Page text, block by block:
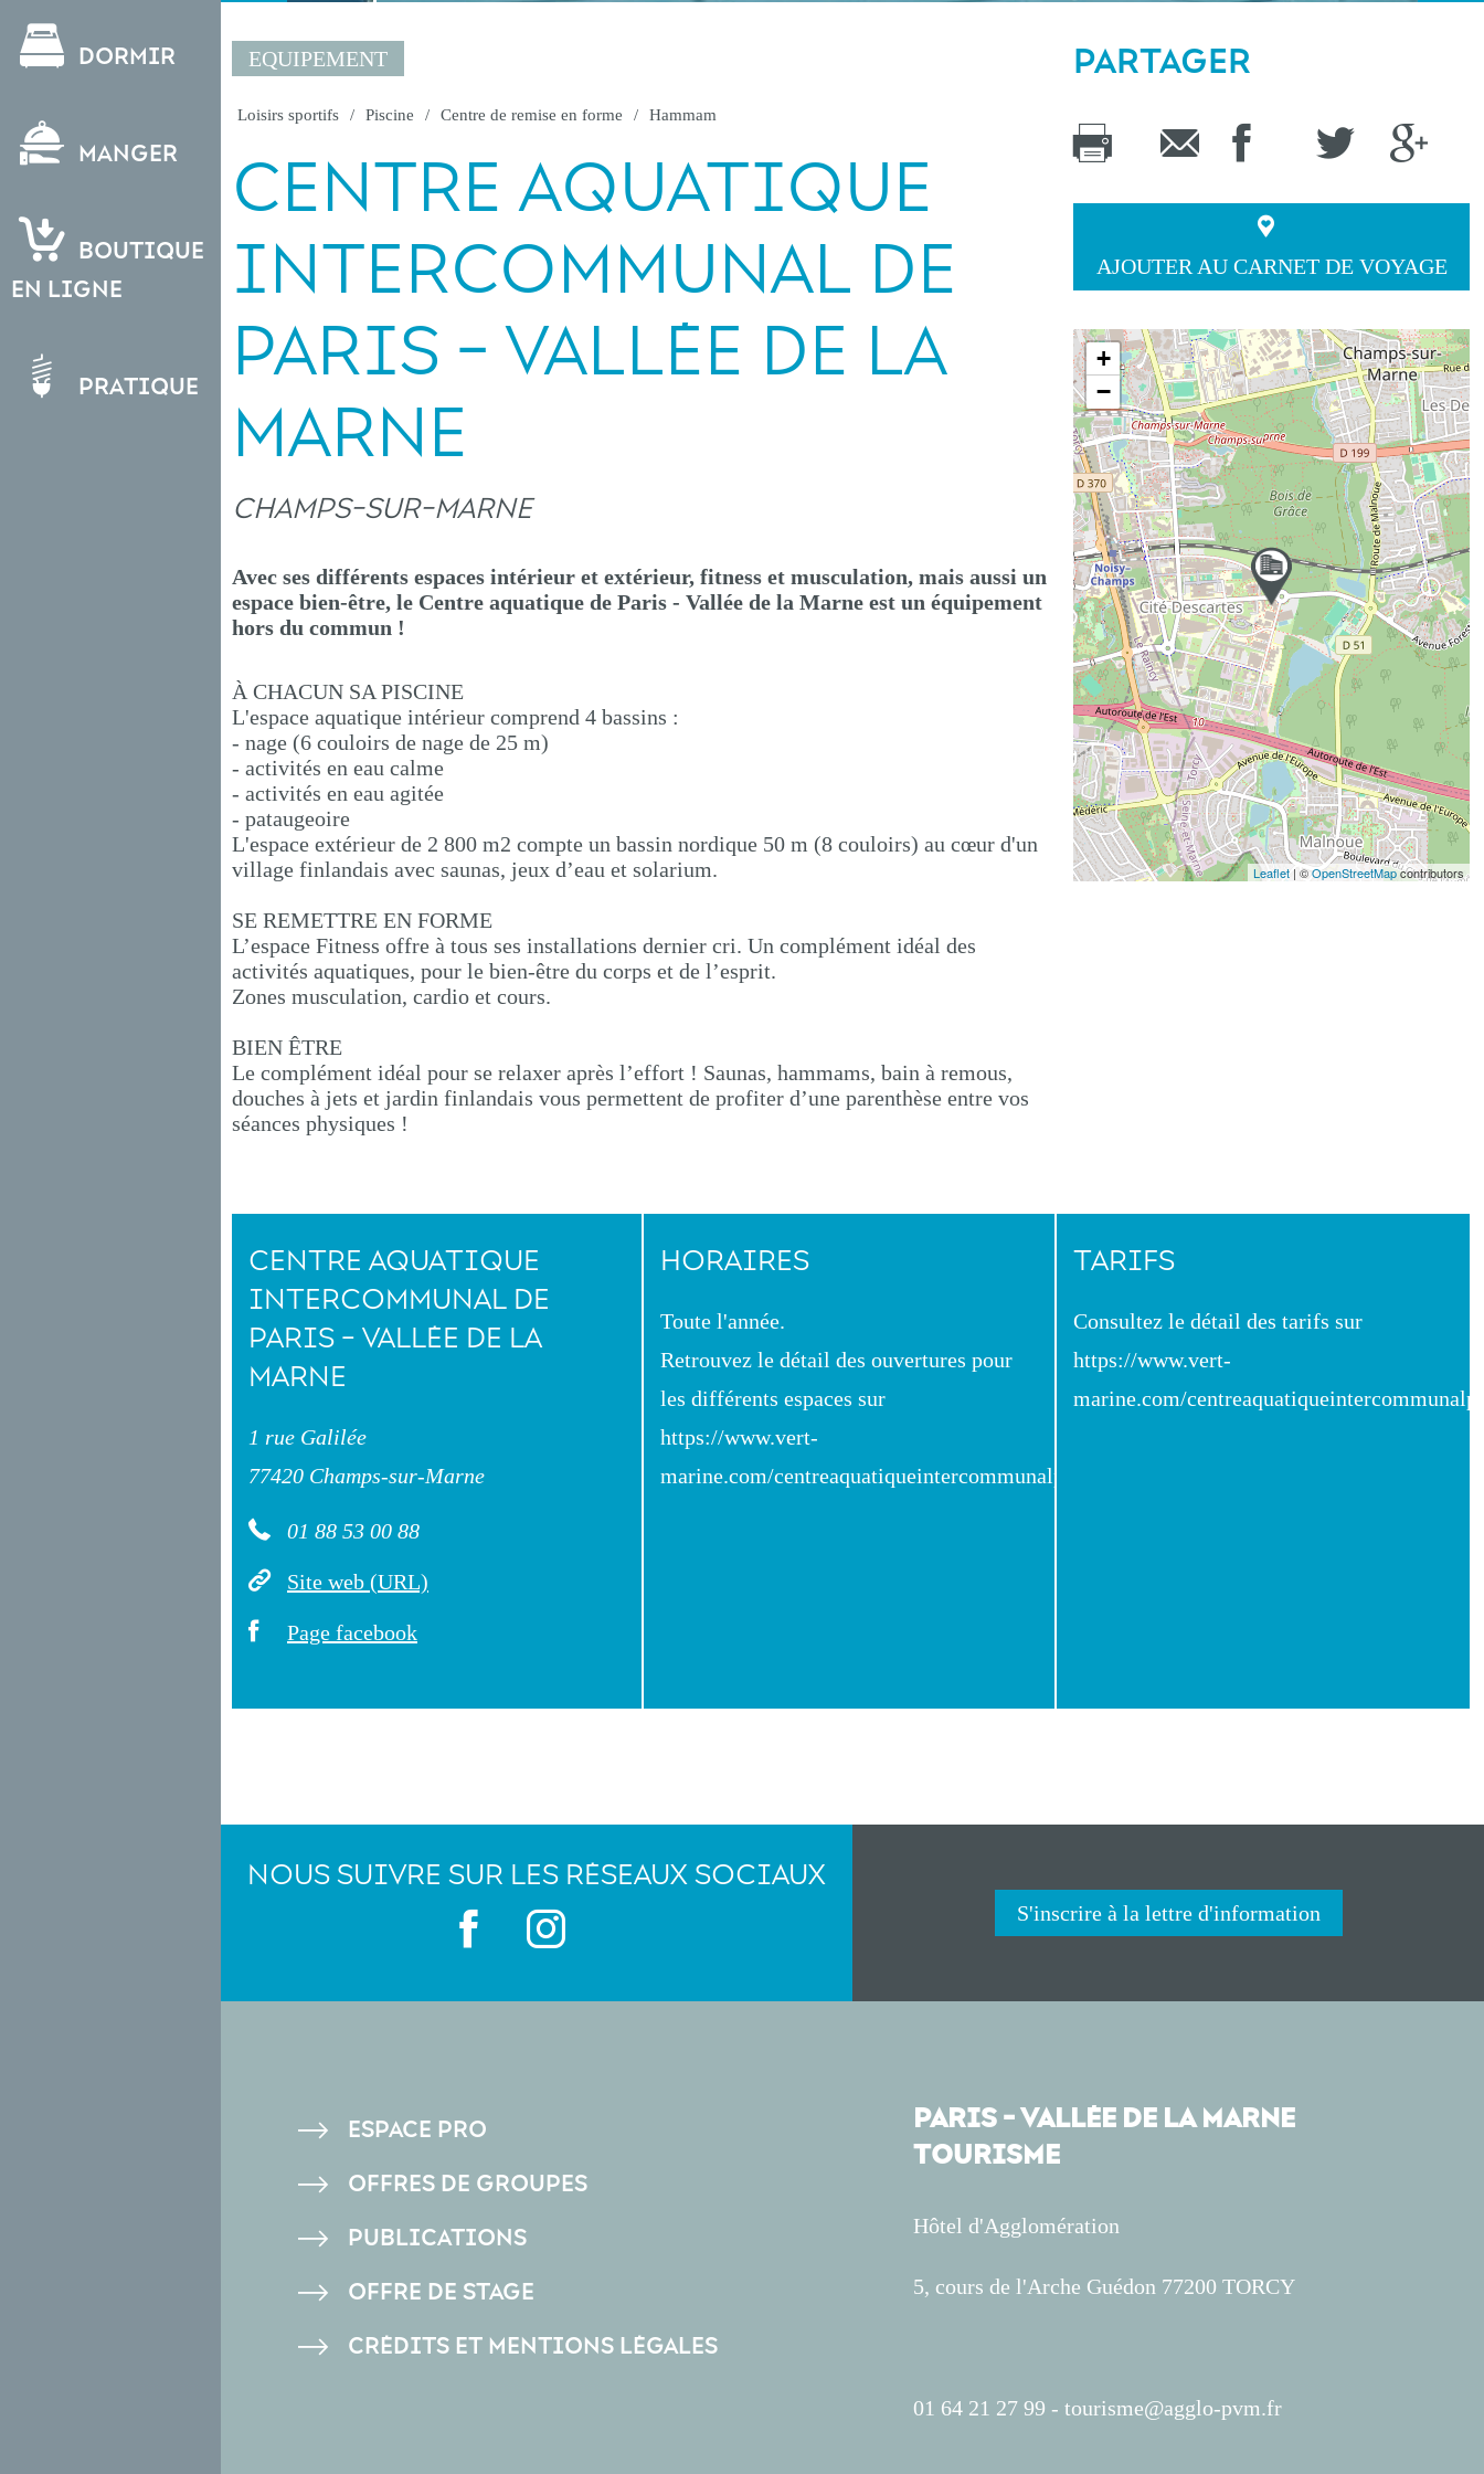
Dormir
Manger
Boutique
en ligne
Pratique
EQUIPEMENT
Loisirs sportifs Piscine Centre de remise en forme Hammam
CENTRE AQUATIQUE
INTERCOMMUNAL DE
PARIS - VALLÉE DE LA
MARNE
CHAMPS-SUR-MARNE
Avec ses différents espaces intérieur et extérieur, fitness et musculation, mais aussi un
espace bien-être, le Centre aquatique de Paris - Vallée de la Marne est un équipement
hors du commun !
À CHACUN SA PISCINE
L'espace aquatique intérieur comprend 4 bassins :
- nage (6 couloirs de nage de 25 m)
- activités en eau calme
- activités en eau agitée
- pataugeoire
L'espace extérieur de 2 800 m2 compte un bassin nordique 50 m (8 couloirs) au cœur d'un
village finlandais avec saunas, jeux d’eau et solarium.
SE REMETTRE EN FORME
L’espace Fitness offre à tous ses installations dernier cri. Un complément idéal des
activités aquatiques, pour le bien-être du corps et de l’esprit.
Zones musculation, cardio et cours.
BIEN ÊTRE
Le complément idéal pour se relaxer après l’effort ! Saunas, hammams, bain à remous,
douches à jets et jardin finlandais vous permettent de profiter d’une parenthèse entre vos
séances physiques !
PARTAGER
AJOUTER AU CARNET DE VOYAGE
+
−
Leaflet | ©OpenStreetMapcontributors
CENTRE AQUATIQUE
INTERCOMMUNAL DE
PARIS - VALLÉE DE LA
MARNE
1 rue Galilée
77420 Champs-sur-Marne
01 88 53 00 88
Site web (URL)
Page facebook
HORAIRES
Toute l'année.
Retrouvez le détail des ouvertures pour
les différents espaces sur
https://www.vert-
marine.com/centreaquatiqueintercommunalpvm/.
TARIFS
Consultez le détail des tarifs sur
https://www.vert-
marine.com/
NOUS SUIVRE SUR LES RÉSEAUX SOCIAUX
S'inscrire à la lettre d'information
PIED
DE
ESPACE PRO
OFFRES DE GROUPES
PUBLICATIONS
OFFRE DE STAGE
CRÉDITS ET MENTIONS LÉGALES
PARIS - VALLÉE DE LA MARNE
TOURISME
Hôtel d'Agglomération
5, cours de l'Arche Guédon 77200 TORCY
01 64 21 27 99 - tourisme@agglo-pvm.fr